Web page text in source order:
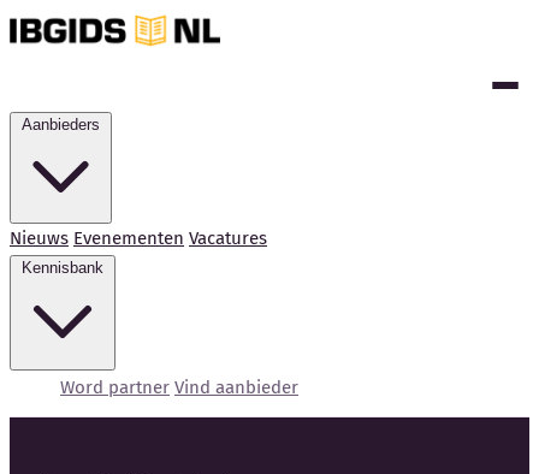
Nieuws Evenementen Vacatures
Word partner Vind aanbieder